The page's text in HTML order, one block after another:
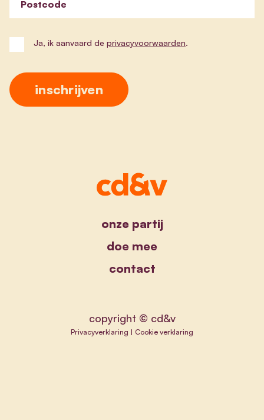
Postcode
Ja, ik aanvaard de privacyvoorwaarden.
onze partij
doe mee
contact
copyright © cd&v
Privacyverklaring | Cookie verklaring